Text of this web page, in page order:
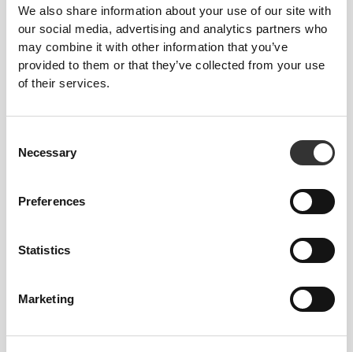
We also share information about your use of our site with
our social media, advertising and analytics partners who
may combine it with other information that you’ve
provided to them or that they’ve collected from your use
of their services.
Selection
Necessary
Preferences
Statistics
Marketing
Total freedom of movement. Your easy, relaxed
BODY MEASUREMENTS